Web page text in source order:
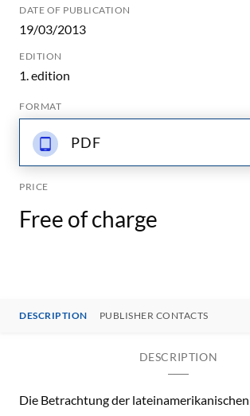
DATE OF PUBLICATION
19/03/2013
EDITION
1. edition
FORMAT
PDF
PRICE
Free of charge
DESCRIPTION PUBLISHER CONTACTS
DESCRIPTION
Die Betrachtung der